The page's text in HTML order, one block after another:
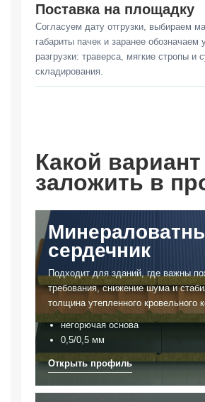
Поставка на площадку
Согласуем дату отгрузки, выбираем
габариты пачек и заранее обозначаем
разгрузки: траверса, мягкие стропы и
складирования.
Какой вариант
заложить в
сердечник
Подходит для зданий, где важны
требования, снижение шума и
толщина утепленного кровельного
негорючая основа
0,5/0,5 мм